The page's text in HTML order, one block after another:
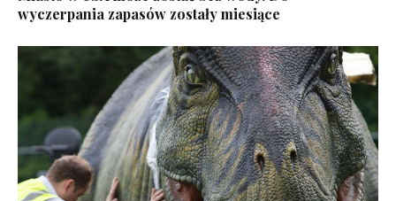
wyczerpania zapasów zostały miesiące